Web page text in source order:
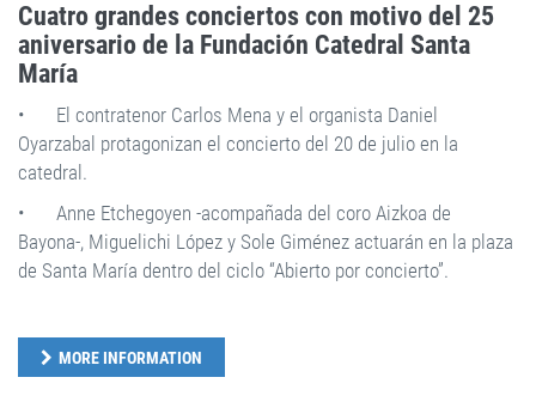
Cuatro grandes conciertos con motivo del 25
aniversario de la Fundación Catedral Santa
María
•
El contratenor Carlos Mena y el organista Daniel
Oyarzabal protagonizan el concierto del 20 de julio en la
catedral.
•
Anne Etchegoyen -acompañada del coro Aizkoa de
Bayona-, Miguelichi López y Sole Giménez actuarán en la plaza
de Santa María dentro del ciclo “Abierto por concierto”.
MORE INFORMATION